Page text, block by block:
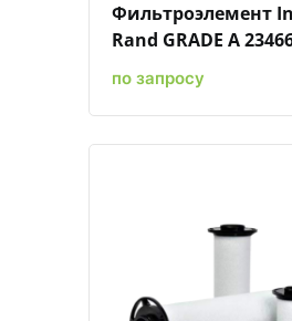
Фильтроэлемент
Rand GRADE A
по запросу